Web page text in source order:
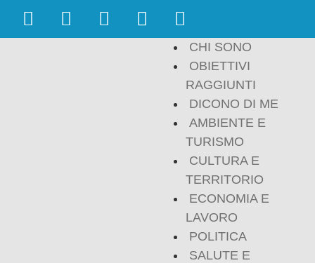
CHI SONO
OBIETTIVI
RAGGIUNTI
DICONO DI ME
AMBIENTE E
TURISMO
CULTURA E
TERRITORIO
ECONOMIA E
LAVORO
POLITICA
SALUTE E